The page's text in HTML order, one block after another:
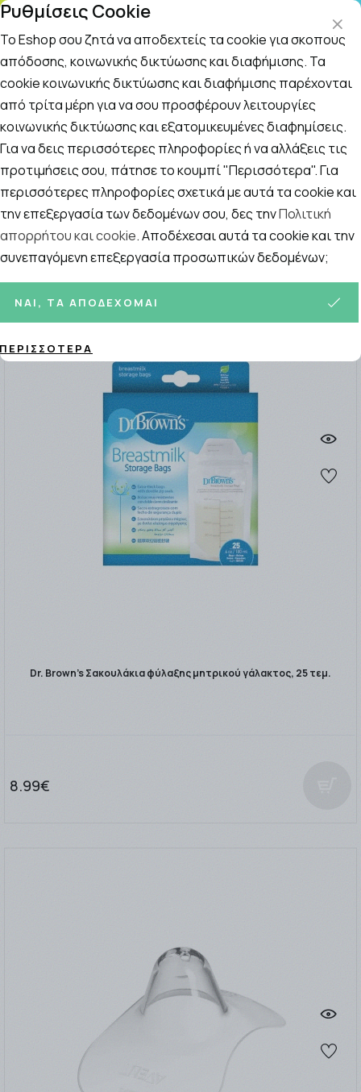
ΤΗΛΕΦΩΝΙΚΟ ΚΕΝΤΡΟ: Δευτ.-Παρασκευή 09:00-14:00 και Σάββατο
09:00-14:00
Αναζήτηση
Αρχική / ΜΗΤΕΡΑ ΚΑΙ ΠΑΙΔΙ / Εγκυμοσύνη - Νέα μητέρα
Θηλασμός
Ταξινόμηση Προβολή
15ΠΡΟΪΌΝΤΑ
Dr. Brown’s Σακουλάκια φύλαξης μητρικού γάλακτος, 25 τεμ.
8.99€
Ρυθμίσεις Cookie
Το Eshop σου ζητά να αποδεχτείς τα cookie για σκοπούς
απόδοσης, κοινωνικής δικτύωσης και διαφήμισης. Τα
cookie κοινωνικής δικτύωσης και διαφήμισης παρέχονται
από τρίτα μέρη για να σου προσφέρουν λειτουργίες
κοινωνικής δικτύωσης και εξατομικευμένες διαφημίσεις.
Για να δεις περισσότερες πληροφορίες ή να αλλάξεις τις
προτιμήσεις σου, πάτησε το κουμπί "Περισσότερα". Για
περισσότερες πληροφορίες σχετικά με αυτά τα cookie και
την επεξεργασία των δεδομένων σου, δες τηνΠολιτική
απορρήτου και cookie. Αποδέχεσαι αυτά τα cookie και την
συνεπαγόμενη επεξεργασία προσωπικών δεδομένων;
ΝΑΙ, ΤΑ ΑΠΟΔΈΧΟΜΑΙ
ΠΕΡΙΣΣΌΤΕΡΑ